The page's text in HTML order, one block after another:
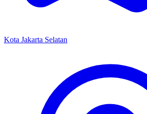
Kota Jakarta Selatan